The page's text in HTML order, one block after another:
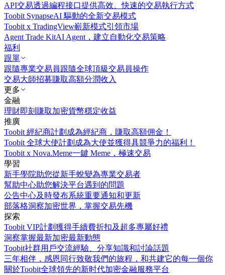
API交易透過編程接口提供高效、快速的交易執行方式
Toobit SynapseAI 驅動的全新交易模式
Toobit x TradingView嶄新模式引領市場
Agent Trade KitAI Agent，建立自動化交易策略
福利
跟單
跟隨專業交易員跟隨全球頂級交易員操作
交易大師招募賺取高額分潤收入
更多
金融
理財即刻賺取加密貨幣穩定收益
推廣
Toobit 經紀商計劃 成為經紀商，賺取高額佣金！
Toobit 全球大使計劃 成為大使並獲得具競爭力的福利！
Toobit x Nova.Meme一鍵 Meme，極速交易
學習
新手學院助您從新手蛻變為專業交易者
幫助中心助您解決平台遇到的問題
公告中心及時發布系統重要通知和更新
部落格洞察加密世界，掌握交易先機
探索
Toobit VIP計劃獲得手續費折扣及超多專屬好禮
洞察掌握最新加密最新動態
Toobit社群用戶交流經驗、分享知識和討論話題
三年相伴，感恩同行致敬我們的旅程，和共建它的每一個你
關於Toobit全球領先的新时代加密金融服務平台